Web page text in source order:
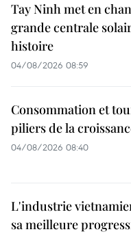
Tay Ninh met en
grande centrale
histoire
04/08/2026 08:59
Consommation et
piliers de la
04/08/2026 08:40
L'industrie
sa meilleure